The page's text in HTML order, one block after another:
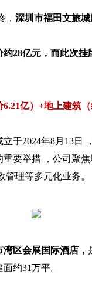
， 深圳市福田文旅
约28亿元，而此次
亿）+地上建筑（
于2024年8月13日
要举措 ，公司聚
理等多元化业务。
湾区会展国际酒店，
约31万平。